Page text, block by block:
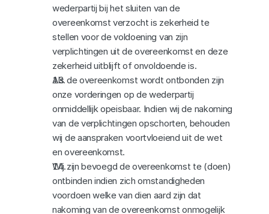
wederpartij bij het sluiten van de
overeenkomst verzocht is zekerheid te
stellen voor de voldoening van zijn
verplichtingen uit de overeenkomst en deze
zekerheid uitblijft of onvoldoende is.
Als de overeenkomst wordt ontbonden zijn
onze vorderingen op de wederpartij
onmiddellijk opeisbaar. Indien wij de nakoming
van de verplichtingen opschorten, behouden
wij de aanspraken voortvloeiend uit de wet
en overeenkomst.
Wij zijn bevoegd de overeenkomst te (doen)
ontbinden indien zich omstandigheden
voordoen welke van dien aard zijn dat
nakoming van de overeenkomst onmogelijk